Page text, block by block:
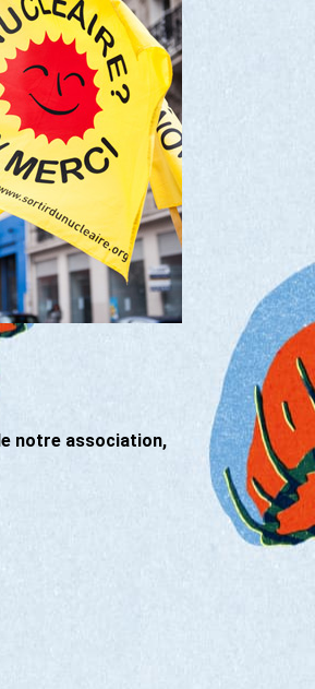
notre association,